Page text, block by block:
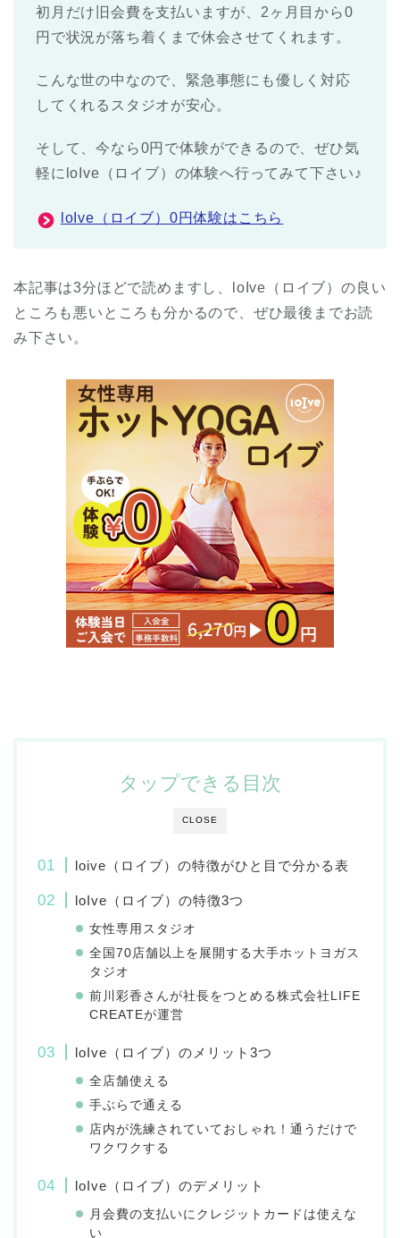
初月だけ旧会費を支払いますが、2ヶ月目から0
円で状況が落ち着くまで休会させてくれます。
こんな世の中なので、緊急事態にも優しく対応
してくれるスタジオが安心。
そして、今なら0円で体験ができるので、ぜひ気
軽にloIve（ロイブ）の体験へ行ってみて下さい♪
loIve（ロイブ）0円体験はこちら
本記事は3分ほどで読めますし、loIve（ロイブ）の良い
ところも悪いところも分かるので、ぜひ最後までお読
み下さい。
CLOSE
タップできる目次
loive（ロイブ）の特徴がひと目で分かる表
loIve（ロイブ）の特徴3つ
女性専用スタジオ
全国70店舗以上を展開する大手ホットヨガス
タジオ
前川彩香さんが社長をつとめる株式会社LIFE
CREATEが運営
loIve（ロイブ）のメリット3つ
全店舗使える
手ぶらで通える
店内が洗練されていておしゃれ！通うだけで
ワクワクする
loIve（ロイブ）のデメリット
月会費の支払いにクレジットカードは使えな
い